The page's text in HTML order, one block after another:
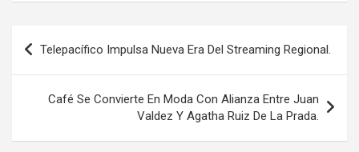
Navegación
de
entradas
Telepacífico Impulsa Nueva Era Del Streaming Regional.
Café Se Convierte En Moda Con Alianza Entre Juan
Valdez Y Agatha Ruiz De La Prada.